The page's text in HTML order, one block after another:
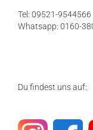
Tel: 09521-9544566
Whatsapp: 0160-
Du findest uns auf: